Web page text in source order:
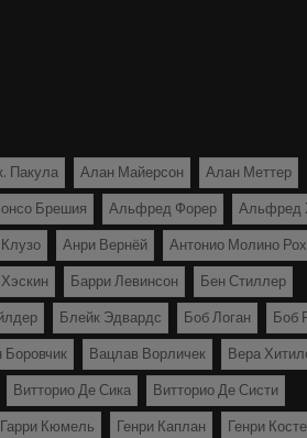
Пакула Алан Майерсон Алан Меттер
Брешия Альфред Форер Альфред
Анри Вернёй Антонио Молино
Барри Левинсон Бен Стиллер
Блейк Эдвардс Боб Логан Боб
Боровчик Вацлав Ворличек Вера
Витторио Де Сика Витторио Де Систи
Гарри Кюмель Генри Каплан Генри